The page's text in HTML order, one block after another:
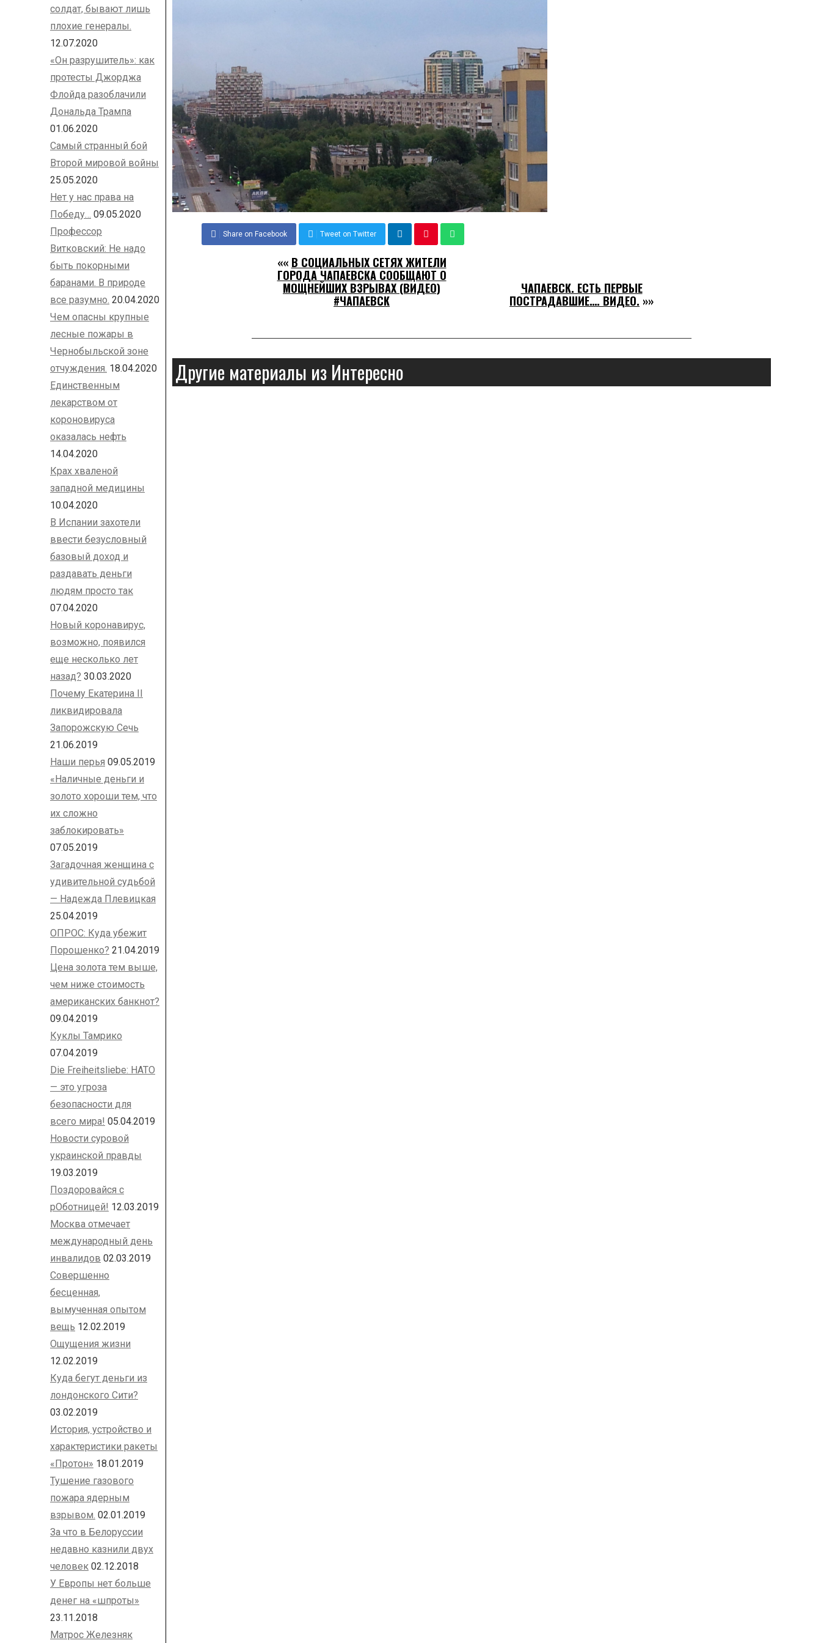
Share on Facebook Tweet on Twitter
«« В СОЦИАЛЬНЫХ СЕТЯХ ЖИТЕЛИ
ГОРОДА ЧАПАЕВСКА СООБЩАЮТ О
МОЩНЕЙШИХ ВЗРЫВАХ (ВИДЕО)
#ЧАПАЕВСК
ЧАПАЕВСК. ЕСТЬ ПЕРВЫЕ
ПОСТРАДАВШИЕ…. ВИДЕО. »»
Другие материалы из Интересно
солдат, бывают лишь
плохие генералы.
12.07.2020
«Он разрушитель»: как
протесты Джорджа
Флойда разоблачили
Дональда Трампа
01.06.2020
Самый странный бой
Второй мировой войны
25.05.2020
Нет у нас права на
Победу…
09.05.2020
Профессор
Витковский: Не надо
быть покорными
баранами. В природе
все разумно. 20.04.2020
Чем опасны крупные
лесные пожары в
Чернобыльской зоне
отчуждения. 18.04.2020
Единственным
лекарством от
короновируса
оказалась нефть
14.04.2020
Крах хваленой
западной медицины
10.04.2020
В Испании захотели
ввести безусловный
базовый доход и
раздавать деньги
людям просто так
07.04.2020
Новый коронавирус,
возможно, появился
еще несколько лет
назад? 30.03.2020
Почему Екатерина II
ликвидировала
Запорожскую Сечь
21.06.2019
Наши перья 09.05.2019
«Наличные деньги и
золото хороши тем, что
их сложно
заблокировать»
07.05.2019
Загадочная женщина с
удивительной судьбой
— Надежда Плевицкая
25.04.2019
ОПРОС: Куда убежит
Порошенко? 21.04.2019
Цена золота тем выше,
чем ниже стоимость
американских банкнот?
09.04.2019
Куклы Тамрико
07.04.2019
Die Freiheitsliebe: НАТО
— это угроза
безопасности для
всего мира! 05.04.2019
Новости суровой
украинской правды
19.03.2019
Поздоровайся с
рОботницей! 12.03.2019
Москва отмечает
международный день
инвалидов 02.03.2019
Совершенно
бесценная,
вымученная опытом
вещь 12.02.2019
Ощущения жизни
12.02.2019
Куда бегут деньги из
лондонского Сити?
03.02.2019
История, устройство и
характеристики ракеты
«Протон» 18.01.2019
Тушение газового
пожара ядерным
взрывом. 02.01.2019
За что в Белоруссии
недавно казнили двух
человек 02.12.2018
У Европы нет больше
денег на «шпроты»
23.11.2018
Матрос Железняк